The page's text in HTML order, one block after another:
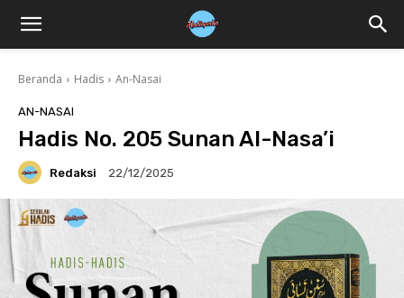
Beranda Hadis An-Nasai
AN-NASAI
Hadis No. 205 Sunan Al-Nasa’i
Redaksi 22/12/2025